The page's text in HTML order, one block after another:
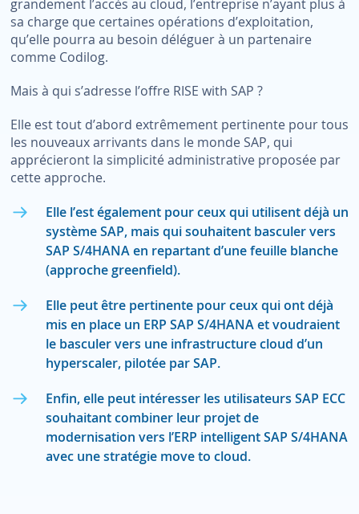
grandement l’accès au cloud, l’entreprise n’ayant plus à
sa charge que certaines opérations d’exploitation,
qu’elle pourra au besoin déléguer à un partenaire
comme Codilog.
Mais à qui s’adresse l’offre RISE with SAP ?
Elle est tout d’abord extrêmement pertinente pour tous
les nouveaux arrivants dans le monde SAP, qui
apprécieront la simplicité administrative proposée par
cette approche.
Elle l’est également pour ceux qui utilisent déjà un
système SAP, mais qui souhaitent basculer vers
SAP S/4HANA en repartant d’une feuille blanche
(approche greenfield).
Elle peut être pertinente pour ceux qui ont déjà
mis en place un ERP SAP S/4HANA et voudraient
le basculer vers une infrastructure cloud d’un
hyperscaler, pilotée par SAP.
Enfin, elle peut intéresser les utilisateurs SAP ECC
souhaitant combiner leur projet de
modernisation vers l’ERP intelligent SAP S/4HANA
avec une stratégie move to cloud.